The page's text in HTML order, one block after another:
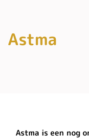
Astma
Astma is een nog